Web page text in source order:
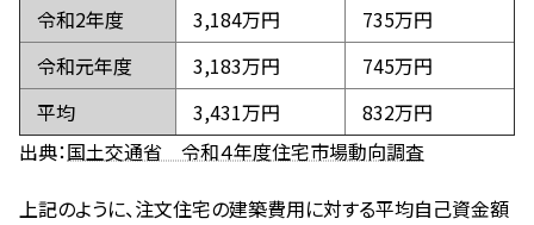
令和2年度
3,184万円
735万円
令和元年度
3,183万円
745万円
平均
3,431万円
832万円
出典：国土交通省 令和４年度住宅市場動向調査
上記のように、注文住宅の建築費用に対する平均自己資金額